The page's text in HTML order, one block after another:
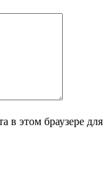
в этом браузере для